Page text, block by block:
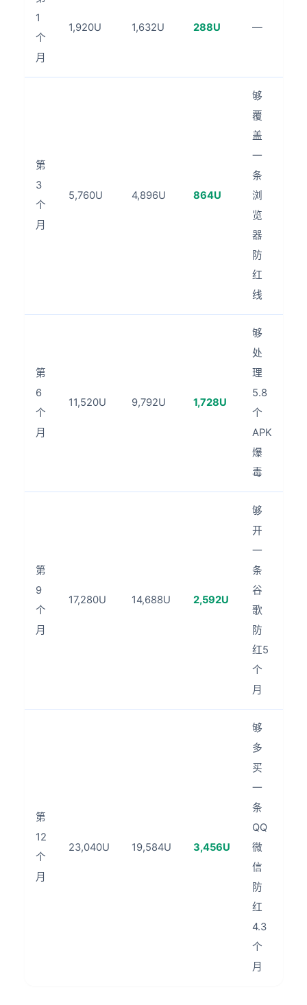
1
个
月
1,920U 1,632U 288U —
第
3
个
月
5,760U 4,896U 864U
够
覆
盖
一
条
浏
览
器
防
红
线
第
6
个
月
11,520U 9,792U 1,728U
够
处
理
5.8
个
APK
爆
毒
第
9
个
月
17,280U 14,688U 2,592U
够
开
一
条
谷
歌
防
红5
个
月
第
12
个
月
23,040U 19,584U 3,456U
够
多
买
一
条
QQ
微
信
防
红
4.3
个
月